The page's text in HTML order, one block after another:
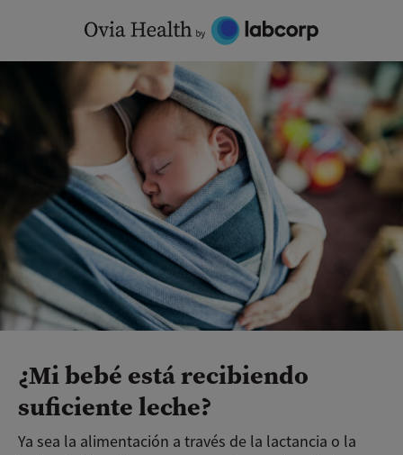
content
¿Mi bebé está recibiendo
suficiente leche?
Ya sea la alimentación a través de la lactancia o la